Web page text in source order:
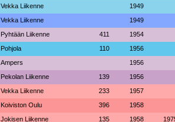
Vekka Liikenne 1949
Vekka Liikenne 1949
Pyhtään Liikenne 411 1954
Pohjola 110 1956
Ampers 1956
Pekolan Liikenne 139 1956
Vekka Liikenne 233 1957
Koiviston Oulu 396 1958
Jokisen Liikenne 135 1958